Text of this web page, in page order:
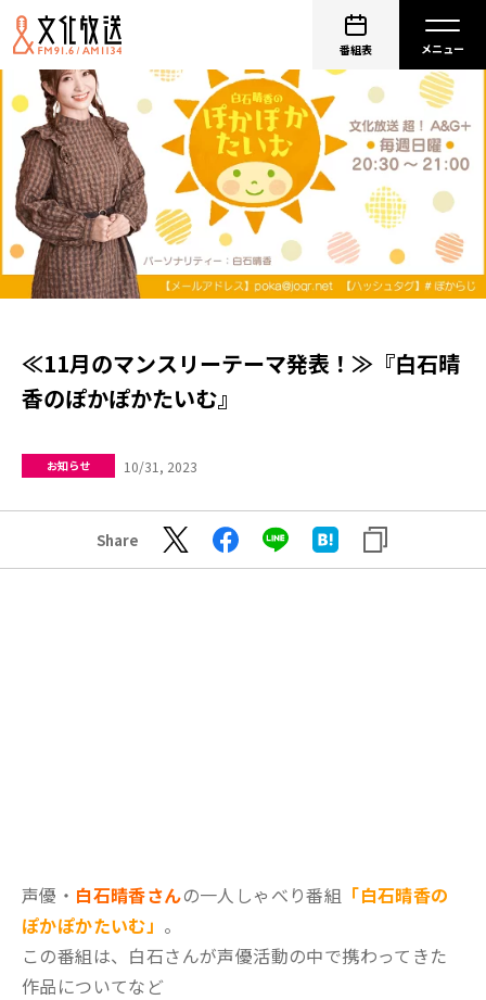
番組表
≪11月のマンスリーテーマ発表！≫『白石晴
香のぽかぽかたいむ』
お知らせ 10/31, 2023
Share
声優・ 白石晴香さんの一人しゃべり番組 「白石晴香の
ぽかぽかたいむ」 。
この番組は、白石さんが声優活動の中で携わってきた
作品についてなど